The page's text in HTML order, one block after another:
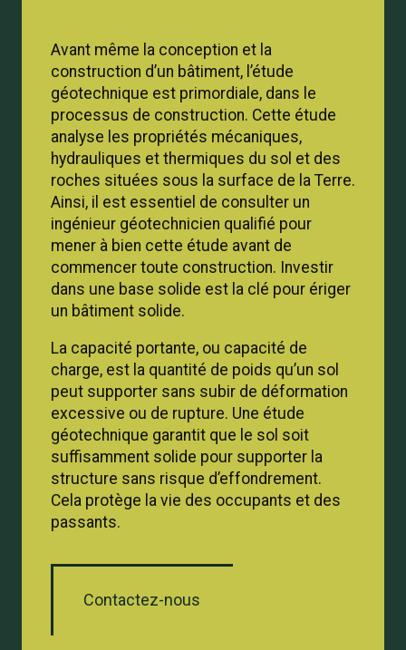
Avant même la conception et la
construction d’un bâtiment, l’étude
géotechnique est primordiale, dans le
processus de construction. Cette étude
analyse les propriétés mécaniques,
hydrauliques et thermiques du sol et des
roches situées sous la surface de la Terre.
Ainsi, il est essentiel de consulter un
ingénieur géotechnicien qualifié pour
mener à bien cette étude avant de
commencer toute construction. Investir
dans une base solide est la clé pour ériger
un bâtiment solide.
La capacité portante, ou capacité de
charge, est la quantité de poids qu’un sol
peut supporter sans subir de déformation
excessive ou de rupture. Une étude
géotechnique garantit que le sol soit
suffisamment solide pour supporter la
structure sans risque d’effondrement.
Cela protège la vie des occupants et des
passants.
Contactez-nous